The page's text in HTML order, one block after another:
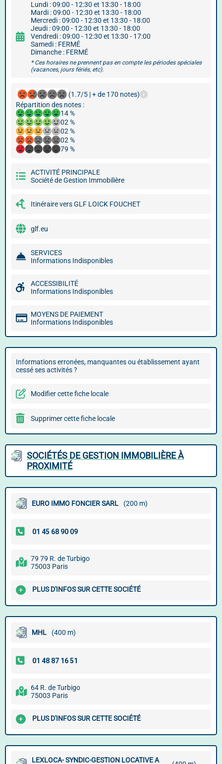
Lundi : 09:00 - 12:30 et 13:30 - 18:00
Mardi : 09:00 - 12:30 et 13:30 - 18:00
Mercredi : 09:00 - 12:30 et 13:30 - 18:00
Jeudi : 09:00 - 12:30 et 13:30 - 18:00
Vendredi : 09:00 - 12:30 et 13:30 - 17:00
Samedi : FERMÉ
Dimanche : FERMÉ
* Ces horaires ne prennent pas en compte les périodes spéciales
(vacances, jours fériés, etc).
(1.7/5 | + de 170 notes)
Répartition des notes :
14 %
02 %
02 %
02 %
79 %
ACTIVITÉ PRINCIPALE
Société de Gestion Immobilière
Itinéraire vers GLF LOICK FOUCHET
glf.eu
SERVICES
Informations Indisponibles
ACCESSIBILITÉ
Informations Indisponibles
MOYENS DE PAIEMENT
Informations Indisponibles
Informations erronées, manquantes ou établissement ayant
cessé ses activités ?
Modifier cette fiche locale
Supprimer cette fiche locale
SOCIÉTÉS DE GESTION IMMOBILIÈRE À
PROXIMITÉ
EURO IMMO FONCIER SARL (200 m)
79 79 R. de Turbigo
75003 Paris
PLUS D'INFOS SUR CETTE SOCIÉTÉ
MHL (400 m)
64 R. de Turbigo
75003 Paris
PLUS D'INFOS SUR CETTE SOCIÉTÉ
LEXLOCA- SYNDIC-GESTION LOCATIVE A